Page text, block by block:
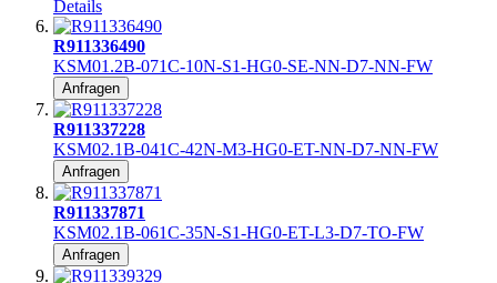
Details
R911336490
KSM01.2B-071C-10N-S1-HG0-SE-NN-D7-NN-FW
Anfragen
R911337228
KSM02.1B-041C-42N-M3-HG0-ET-NN-D7-NN-FW
Anfragen
R911337871
KSM02.1B-061C-35N-S1-HG0-ET-L3-D7-TO-FW
Anfragen